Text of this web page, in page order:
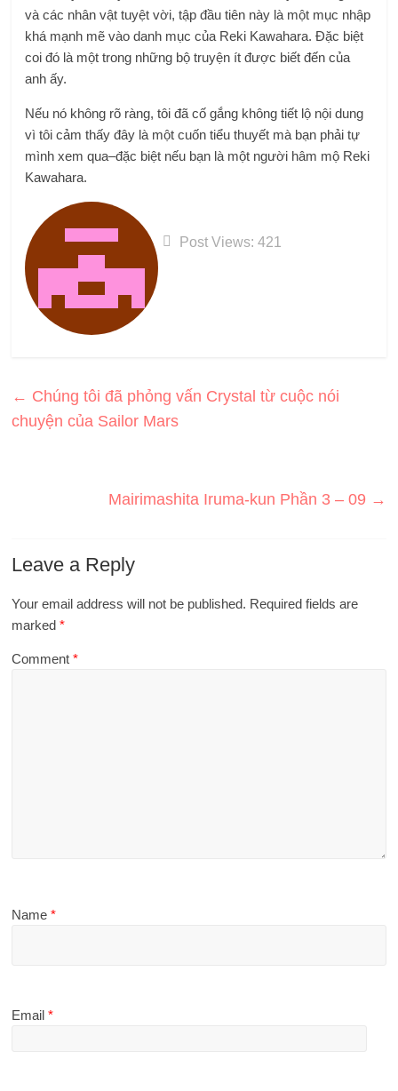
và các nhân vật tuyệt vời, tập đầu tiên này là một mục nhập
khá mạnh mẽ vào danh mục của Reki Kawahara. Đặc biệt
coi đó là một trong những bộ truyện ít được biết đến của
anh ấy.
Nếu nó không rõ ràng, tôi đã cố gắng không tiết lộ nội dung
vì tôi cảm thấy đây là một cuốn tiểu thuyết mà bạn phải tự
mình xem qua–đặc biệt nếu bạn là một người hâm mộ Reki
Kawahara.
Post Views: 421
← Chúng tôi đã phỏng vấn Crystal từ cuộc nói
chuyện của Sailor Mars
Mairimashita Iruma-kun Phần 3 – 09 →
Leave a Reply
Your email address will not be published. Required fields are
marked*
Comment*
Name*
Email*